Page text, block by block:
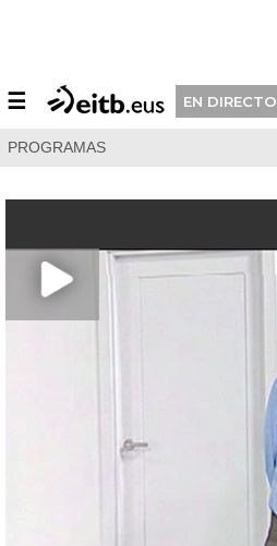
☰ EN DIRECTO
PROGRAMAS